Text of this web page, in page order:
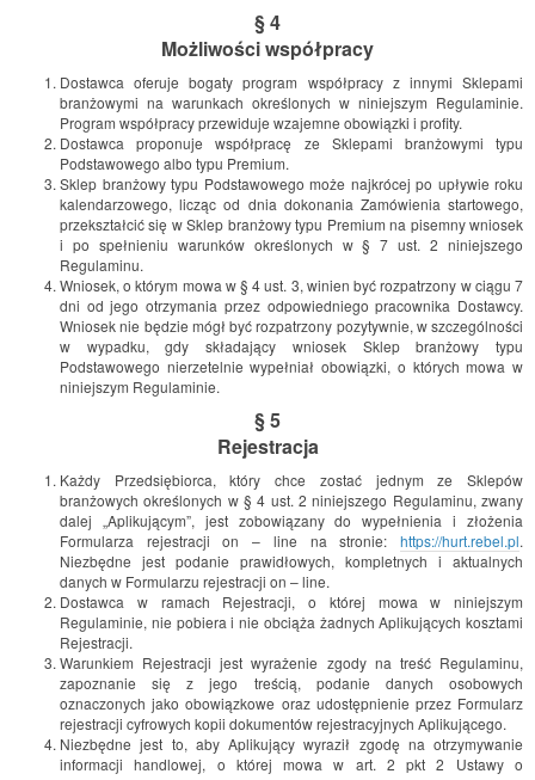
§ 4
Możliwości współpracy
Dostawca oferuje bogaty program współpracy z innymi Sklepami
branżowymi na warunkach określonych w niniejszym Regulaminie.
Program współpracy przewiduje wzajemne obowiązki i profity.
Dostawca proponuje współpracę ze Sklepami branżowymi typu
Podstawowego albo typu Premium.
Sklep branżowy typu Podstawowego może najkrócej po upływie roku
kalendarzowego, licząc od dnia dokonania Zamówienia startowego,
przekształcić się w Sklep branżowy typu Premium na pisemny wniosek
i po spełnieniu warunków określonych w § 7 ust. 2 niniejszego
Regulaminu.
Wniosek, o którym mowa w § 4 ust. 3, winien być rozpatrzony w ciągu 7
dni od jego otrzymania przez odpowiedniego pracownika Dostawcy.
Wniosek nie będzie mógł być rozpatrzony pozytywnie, w szczególności
w wypadku, gdy składający wniosek Sklep branżowy typu
Podstawowego nierzetelnie wypełniał obowiązki, o których mowa w
niniejszym Regulaminie.
§ 5
Rejestracja
Każdy Przedsiębiorca, który chce zostać jednym ze Sklepów
branżowych określonych w § 4 ust. 2 niniejszego Regulaminu, zwany
dalej „Aplikującym”, jest zobowiązany do wypełnienia i złożenia
Formularza rejestracji on – line na stronie: https://hurt.rebel.pl.
Niezbędne jest podanie prawidłowych, kompletnych i aktualnych
danych w Formularzu rejestracji on – line.
Dostawca w ramach Rejestracji, o której mowa w niniejszym
Regulaminie, nie pobiera i nie obciąża żadnych Aplikujących kosztami
Rejestracji.
Warunkiem Rejestracji jest wyrażenie zgody na treść Regulaminu,
zapoznanie się z jego treścią, podanie danych osobowych
oznaczonych jako obowiązkowe oraz udostępnienie przez Formularz
rejestracji cyfrowych kopii dokumentów rejestracyjnych Aplikującego.
Niezbędne jest to, aby Aplikujący wyraził zgodę na otrzymywanie
informacji handlowej, o której mowa w art. 2 pkt 2 Ustawy o